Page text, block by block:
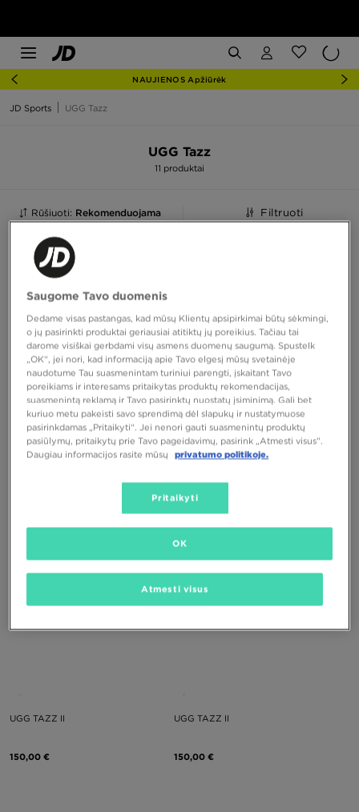
NAUJIENOS Apžiūrėk
JD Sports UGG Tazz
UGG Tazz
11 produktai
Rūšiuoti: Rekomenduojama Filtruoti
UGG TAZZ II UGG TAZZ II
150,00 €
UGG TAZZ II
150,00 €
UGG TAZZ II
150,00 €
Saugome Tavo duomenis
Dedame visas pastangas, kad mūsų Klientų apsipirkimai būtų sėkmingi,
o jų pasirinkti produktai geriausiai atitiktų jų poreikius. Tačiau tai
darome visiškai gerbdami visų asmens duomenų saugumą. Spustelk
„OK“, jei nori, kad informaciją apie Tavo elgesį mūsų svetainėje
naudotume Tau suasmenintam turiniui parengti, įskaitant Tavo
poreikiams ir interesams pritaikytas produktų rekomendacijas,
suasmenintą reklamą ir Tavo pasirinktų nuostatų įsiminimą. Gali bet
kuriuo metu pakeisti savo sprendimą dėl slapukų ir nustatymuose
pasirinkdamas „Pritaikyti“. Jei nenori gauti suasmenintų produktų
pasiūlymų, pritaikytų prie Tavo pageidavimų, pasirink „Atmesti visus”.
Daugiau informacijos rasite mūsų
privatumo politikoje.
Pritaikyti
Atmesti visus
OK